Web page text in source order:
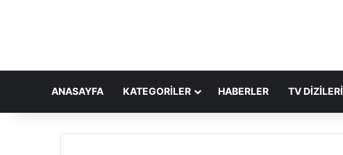
ANASAYFA KATEGORILER HABERLER TV DIZILERI